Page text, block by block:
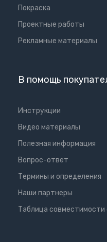
Покраска
Проектные работы
Рекламные материалы
В помощь
Инструкции
Видео материалы
Полезная информация
Вопрос-ответ
Термины и определения
Наши партнеры
Таблица